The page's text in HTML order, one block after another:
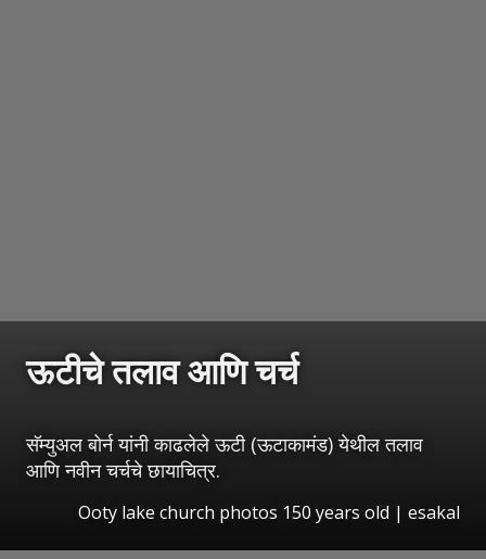
ऊटीचे तलाव आणि चर्च
सॅम्युअल बोर्न यांनी काढलेले ऊटी (ऊटाकामंड) येथील तलाव
आणि नवीन चर्चचे छायाचित्र.
Ooty lake church photos 150 years old | esakal